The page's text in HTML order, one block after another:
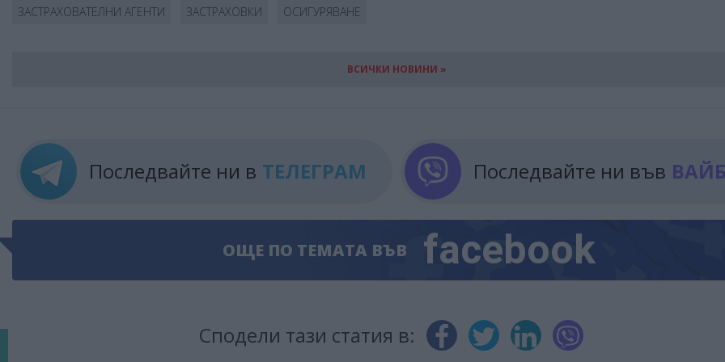
ЗАСТРАХОВАТЕЛНИ АГЕНТИ ЗАСТРАХОВКИ ОСИГУРЯВАНЕ
ВСИЧКИ НОВИНИ »
Последвайте ни в ТЕЛЕГРАМ Последвайте ни във
ОЩЕ ПО ТЕМАТА ВЪВ facebook
Сподели тази статия в: